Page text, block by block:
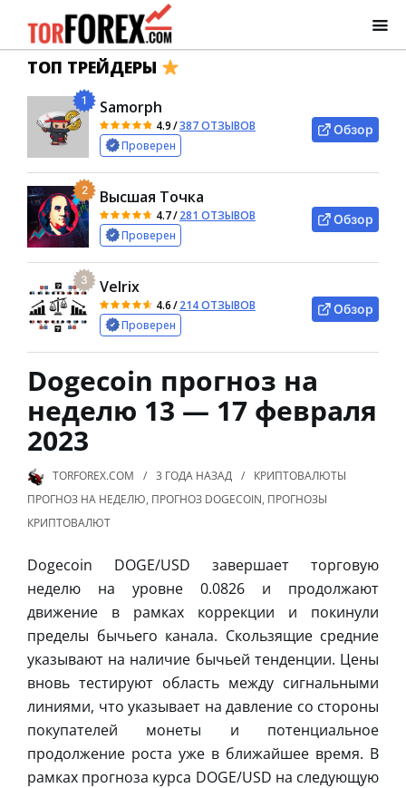
ТОП ТРЕЙДЕРЫ
1 Samorph
4.9/387 ОТЗЫВОВ
Проверен
Обзор
2 Высшая Точка
4.7/281 ОТЗЫВОВ
Проверен
Обзор
3 Velrix
4.6/214 ОТЗЫВОВ
Проверен
Обзор
Dogecoin прогноз на
неделю 13 — 17 февраля
2023
TORFOREX.COM 3 ГОДА НАЗАД
КРИПТОВАЛЮТЫ
ПРОГНОЗ НА НЕДЕЛЮ, ПРОГНОЗ DOGECOIN, ПРОГНОЗЫ
КРИПТОВАЛЮТ
Dogecoin DOGE/USD завершает торговую
неделю на уровне 0.0826 и продолжают
движение в рамках коррекции и покинули
пределы бычьего канала. Скользящие средние
указывают на наличие бычьей тенденции. Цены
вновь тестируют область между сигнальными
линиями, что указывает на давление со стороны
покупателей монеты и потенциальное
продолжение роста уже в ближайшее время. В
рамках прогноза курса DOGE/USD на следующую